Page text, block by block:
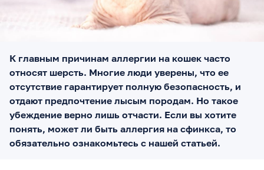
К главным причинам аллергии на кошек часто
относят шерсть. Многие люди уверены, что ее
отсутствие гарантирует полную безопасность, и
отдают предпочтение лысым породам. Но такое
убеждение верно лишь отчасти. Если вы хотите
понять, может ли быть аллергия на сфинкса, то
обязательно ознакомьтесь с нашей статьей.